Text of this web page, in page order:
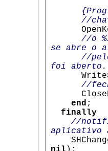
//chave
//o
se abre o
//pelo
foi aberto.
//
end ;
finally
//
aplicativo